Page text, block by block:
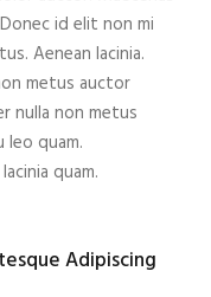
id elit non mi
Aenean lacinia.
metus auctor
nulla non metus
leo quam.
quam.
Adipiscing